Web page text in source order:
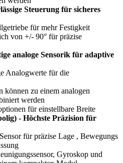
Steuerung für sicheres
für mehr Festigkeit
von +/- 90° für präzise
analoge Sensorik für adaptive
Analogwerte für die
können zu einem analogen
werden
für einstellbare Breite
- Höchste Präzision für
für präzise Lage , Bewegungs
Gyroskop und